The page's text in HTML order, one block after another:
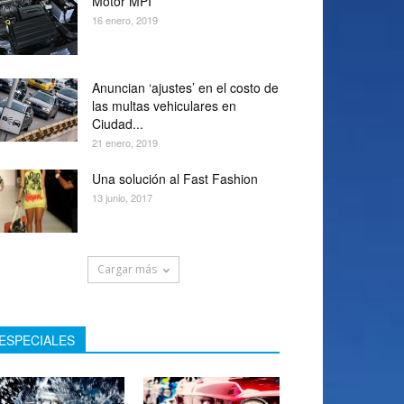
16 enero, 2019
Anuncian ‘ajustes’ en el costo de
las multas vehiculares en
Ciudad...
21 enero, 2019
Una solución al Fast Fashion
13 junio, 2017
Cargar más